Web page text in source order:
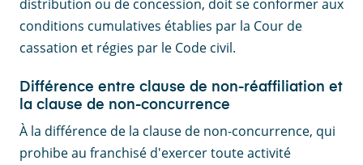
distribution ou de concession, doit se conformer aux
conditions cumulatives établies par la Cour de
cassation et régies par le Code civil.
Différence entre clause de non-réaffiliation et
la clause de non-concurrence
À la différence de la clause de non-concurrence, qui
prohibe au franchisé d'exercer toute activité